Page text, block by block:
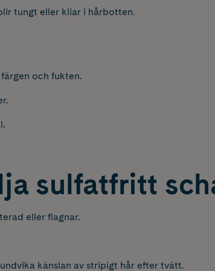
tungt eller kliar i hårbotten.
och fukten.
sulfatfritt
eller flagnar.
känslan av stripigt hår efter tvätt.